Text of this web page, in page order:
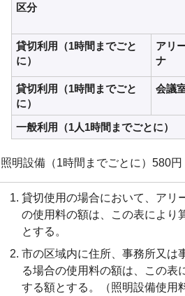
区分
貸切利用（1時間までごと
に）
アリ
ナ
貸切利用（1時間までごと
に）
会議
一般利用（1人1時間までごとに）
照明設備（1時間までごとに）580円
貸切使用の場合において、アリ
の使用料の額は、この表により
とする。
市の区域内に住所、事務所又は
る場合の使用料の額は、この表
する額とする。（照明設備使用